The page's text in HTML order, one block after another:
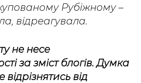
Рубіжному –
відреагувала.
не несе
за зміст блогів. Думка
від